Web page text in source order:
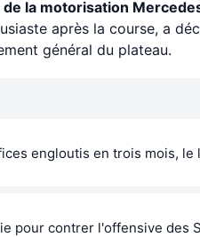
la motorisation
après la course, a
général du plateau.
engloutis en trois mois, le
pour contrer l'offensive des